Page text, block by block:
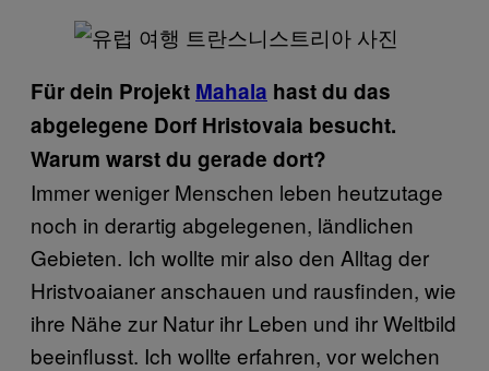
Für dein Projekt Mahala hast du das
abgelegene Dorf Hristovaia besucht.
Warum warst du gerade dort?
Immer weniger Menschen leben heutzutage
noch in derartig abgelegenen, ländlichen
Gebieten. Ich wollte mir also den Alltag der
Hristvoaianer anschauen und rausfinden, wie
ihre Nähe zur Natur ihr Leben und ihr Weltbild
beeinflusst. Ich wollte erfahren, vor welchen